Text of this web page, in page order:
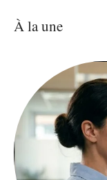
À la une